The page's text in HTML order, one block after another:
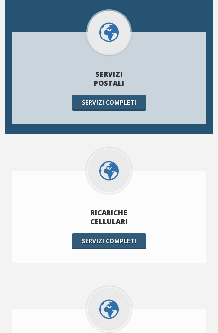
SERVIZI
POSTALI
SERVIZI COMPLETI
RICARICHE
CELLULARI
SERVIZI COMPLETI